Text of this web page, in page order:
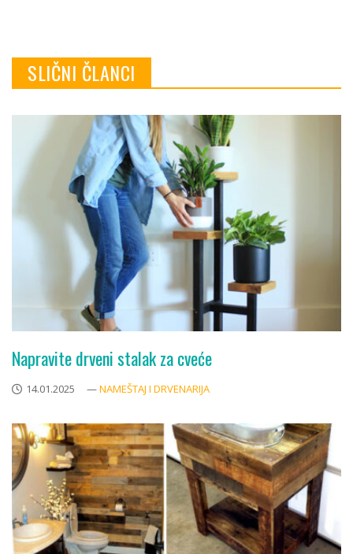
SLIČNI ČLANCI
Napravite drveni stalak za cveće
14.01.2025 —NAMEŠTAJ I DRVENARIJA